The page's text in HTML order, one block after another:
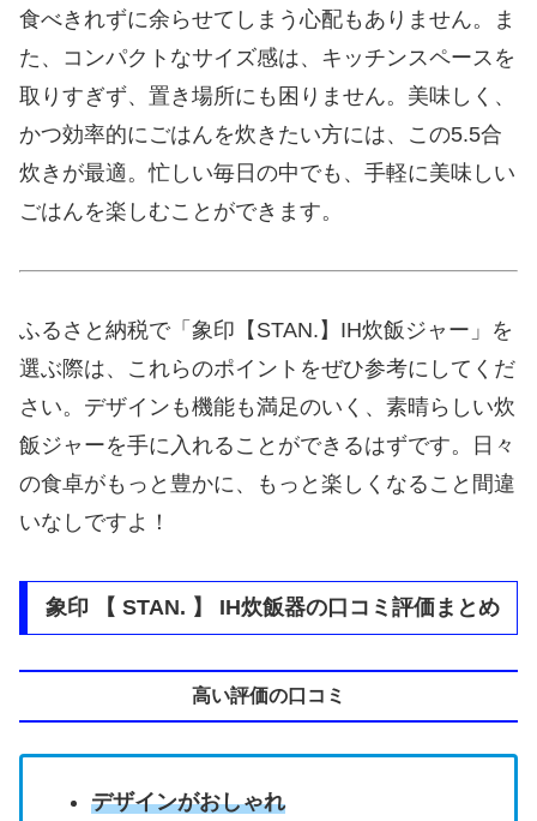
食べきれずに余らせてしまう心配もありません。ま
た、コンパクトなサイズ感は、キッチンスペースを
取りすぎず、置き場所にも困りません。美味しく、
かつ効率的にごはんを炊きたい方には、この5.5合
炊きが最適。忙しい毎日の中でも、手軽に美味しい
ごはんを楽しむことができます。
ふるさと納税で「象印【STAN.】IH炊飯ジャー」を
選ぶ際は、これらのポイントをぜひ参考にしてくだ
さい。デザインも機能も満足のいく、素晴らしい炊
飯ジャーを手に入れることができるはずです。日々
の食卓がもっと豊かに、もっと楽しくなること間違
いなしですよ！
象印 【 STAN. 】 IH炊飯器の口コミ評価まとめ
高い評価の口コミ
デザインがおしゃれ